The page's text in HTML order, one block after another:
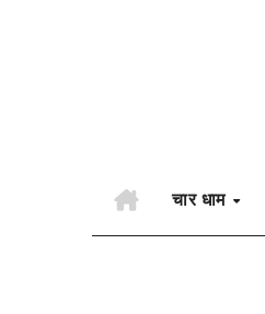
चार धाम